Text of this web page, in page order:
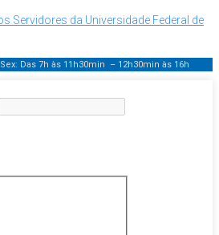
Servidores da Universidade Federal de
Das 7h às 11h30min – 12h30min às 16h